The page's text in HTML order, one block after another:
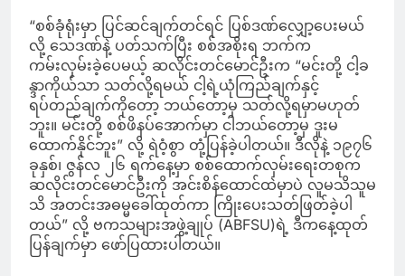
“စစ်ခုံရုံးမှာ ပြင်ဆင်ချက်တင်ရင် ပြစ်ဒဏ်လျှော့ပေးမယ်
လို့ သေဒဏ်နဲ့ ပတ်သက်ပြီး စစ်အစိုးရ ဘက်က
ကမ်းလှမ်းခဲ့ပေမယ့် ဆလိုင်းတင်မောင်ဦးက “မင်းတို့ ငါ့ခ
န္ဒာကိုယ်သာ သတ်လို့ရမယ် ငါ့ရဲ့ယုံကြည်ချက်နှင့်
ရပ်တည်ချက်ကိုတော့ ဘယ်တော့မှ သတ်လို့ရမှာမဟုတ်
ဘူး။ မင်းတို့ စစ်ဖိနပ်အောက်မှာ ငါဘယ်တော့မှ ဒူးမ
ထောက်နိုင်ဘူး” လို့ ရဲဝံ့စွာ တုံ့ပြန်ခဲ့ပါတယ်။ ဒီလိုနဲ့ ၁၉၇၆
ခုနှစ်၊ ဇွန်လ ၂၆ ရက်‌နေ့မှာ စစ်ထောက်လှမ်းရေးတစုက
ဆလိုင်းတင်မောင်ဦးကို အင်းစိန်ထောင်‌ထဲမှာပဲ လူမသိသူမ
သိ အတင်းအဓမ္မခေါ်ထုတ်ကာ ကြိုးပေးသတ်ဖြတ်ခဲ့ပါ
တယ်” လို့ ဗကသများအဖွဲ့ချုပ် (ABFSU)ရဲ့ ဒီကနေ့ထုတ်
ပြန်ချက်မှာ ဖော်ပြထားပါတယ်။